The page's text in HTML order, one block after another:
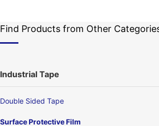
Find Products from Other
Industrial Tape
Double Sided Tape
Surface Protective Film